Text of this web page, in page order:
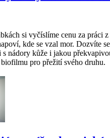
si vyčíslíme cenu za práci
kde se vzal mor. Dozvíte
nádory kůže i jakou
pro přežití svého druhu.